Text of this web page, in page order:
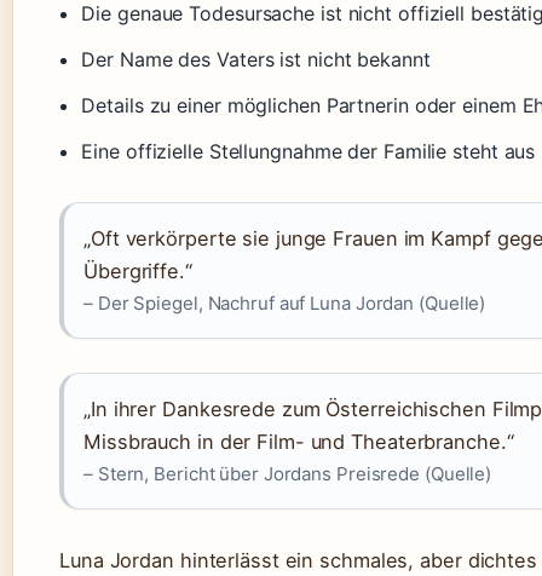
Die genaue Todesursache ist nicht offiziell
Der Name des Vaters ist nicht bekannt
Details zu einer möglichen Partnerin oder einem
Eine offizielle Stellungnahme der Familie steht aus
„Oft verkörperte sie junge Frauen im Kampf
Übergriffe.“
– Der Spiegel, Nachruf auf Luna Jordan (Quelle)
„In ihrer Dankesrede zum Österreichischen
Missbrauch in der Film- und Theaterbranche.“
– Stern, Bericht über Jordans Preisrede (Quelle)
Luna Jordan hinterlässt ein schmales, aber